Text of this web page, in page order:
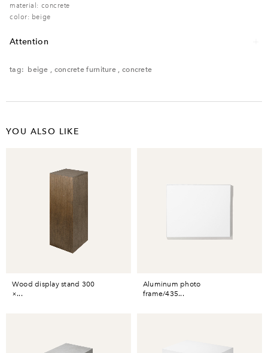
material: concrete
color: beige
Attention
ださい。
tag: beige , concrete furniture , concrete
YOU ALSO LIKE
wood display stand 300
×...
aluminum photo
frame/435...